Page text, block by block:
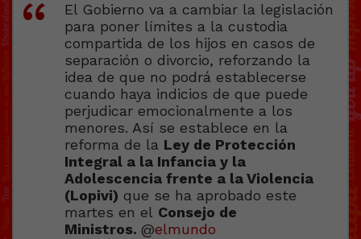
El Gobierno va a cambiar la legislación
para poner límites a la custodia
compartida de los hijos en casos de
separación o divorcio, reforzando la
idea de que no podrá establecerse
cuando haya indicios de que puede
perjudicar emocionalmente a los
menores. Así se establece en la
reforma de la Ley de Protección
Integral a la Infancia y la
Adolescencia frente a la Violencia
(Lopivi) que se ha aprobado este
martes en el Consejo de
Ministros. @elmundo